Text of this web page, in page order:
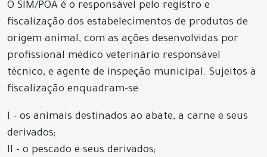
O SIM/POA é o responsável pelo registro e
fiscalização dos estabelecimentos de produtos de
origem animal, com as ações desenvolvidas por
profissional médico veterinário responsável
técnico, e agente de inspeção municipal. Sujeitos à
fiscalização enquadram-se:
I - os animais destinados ao abate, a carne e seus
derivados;
II - o pescado e seus derivados;